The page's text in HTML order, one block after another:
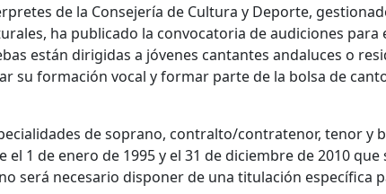
de la Consejería de Cultura y Deporte,
ha publicado la convocatoria de audiciones para
están dirigidas a jóvenes cantantes andaluces o
su formación vocal y formar parte de la bolsa de
de soprano, contralto/contratenor, tenor y
1 de enero de 1995 y el 31 de diciembre de 2010
será necesario disponer de una titulación específica